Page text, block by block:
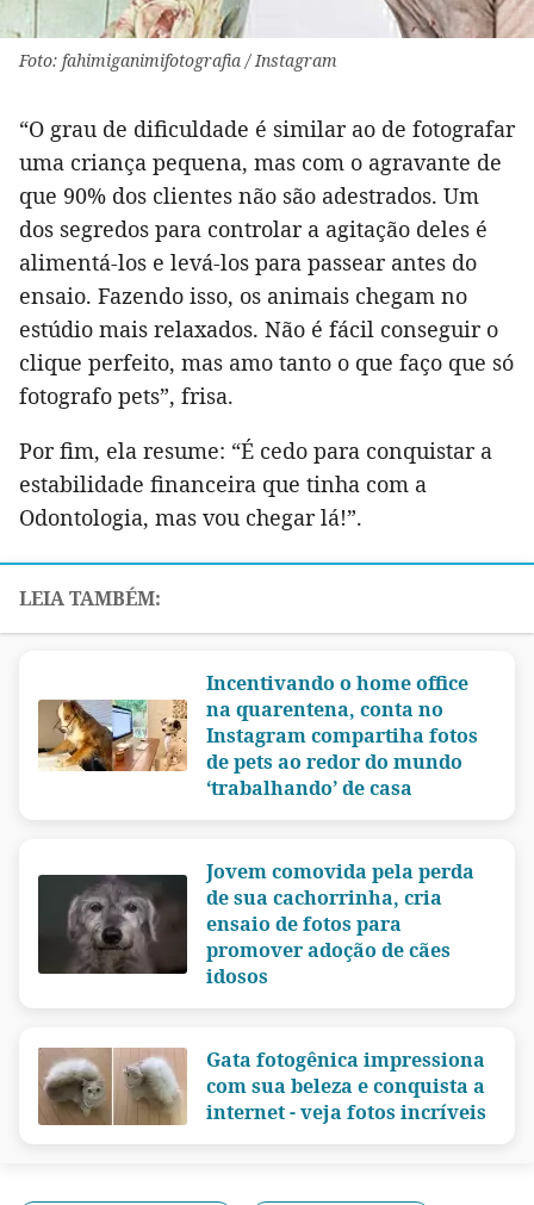
Foto: fahimiganimifotografia / Instagram
“O grau de dificuldade é similar ao de fotografar
uma criança pequena, mas com o agravante de
que 90% dos clientes não são adestrados. Um
dos segredos para controlar a agitação deles é
alimentá-los e levá-los para passear antes do
ensaio. Fazendo isso, os animais chegam no
estúdio mais relaxados. Não é fácil conseguir o
clique perfeito, mas amo tanto o que faço que só
fotografo pets”, frisa.
Por fim, ela resume: “É cedo para conquistar a
estabilidade financeira que tinha com a
Odontologia, mas vou chegar lá!”.
Incentivando o home office
na quarentena, conta no
Instagram compartiha fotos
de pets ao redor do mundo
‘trabalhando’ de casa
Jovem comovida pela perda
de sua cachorrinha, cria
ensaio de fotos para
promover adoção de cães
idosos
Gata fotogênica impressiona
com sua beleza e conquista a
internet - veja fotos incríveis